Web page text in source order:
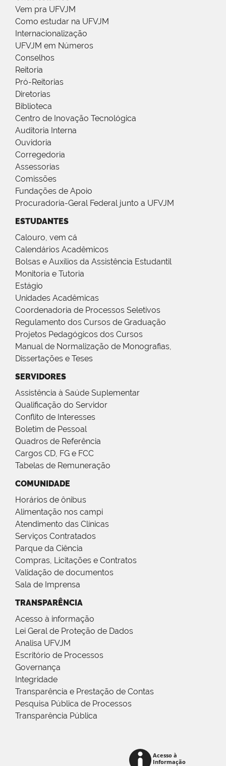
Vem pra UFVJM
Como estudar na UFVJM
Internacionalização
UFVJM em Números
Conselhos
Reitoria
Pró-Reitorias
Diretorias
Biblioteca
Centro de Inovação Tecnológica
Auditoria Interna
Ouvidoria
Corregedoria
Assessorias
Comissões
Fundações de Apoio
Procuradoria-Geral Federal junto a UFVJM
ESTUDANTES
Calouro, vem cá
Calendários Acadêmicos
Bolsas e Auxílios da Assistência Estudantil
Monitoria e Tutoria
Estágio
Unidades Acadêmicas
Coordenadoria de Processos Seletivos
Regulamento dos Cursos de Graduação
Projetos Pedagógicos dos Cursos
Manual de Normalização de Monografias,
Dissertações e Teses
SERVIDORES
Assistência à Saúde Suplementar
Qualificação do Servidor
Conflito de Interesses
Boletim de Pessoal
Quadros de Referência
Cargos CD, FG e FCC
Tabelas de Remuneração
COMUNIDADE
Horários de ônibus
Alimentação nos campi
Atendimento das Clínicas
Serviços Contratados
Parque da Ciência
Compras, Licitações e Contratos
Validação de documentos
Sala de Imprensa
TRANSPARÊNCIA
Acesso à informação
Lei Geral de Proteção de Dados
Analisa UFVJM
Escritório de Processos
Governança
Integridade
Transparência e Prestação de Contas
Pesquisa Pública de Processos
Transparência Pública